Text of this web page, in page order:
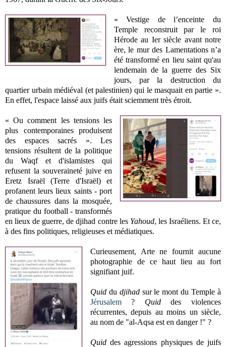
« Vestige de l’enceinte du
Temple reconstruit par le roi
Hérode au Ier siècle avant notre
ère, le mur des Lamentations n’a
été transformé en lieu saint qu'au
lendemain de la guerre des Six
jours, par la destruction du
quartier urbain médiéval (et palestinien) qui le masquait en partie ».
En effet, l'espace laissé aux juifs était sciemment très étroit.
« Ou comment les tensions les
plus contemporaines produisent
des espaces sacrés ». Les
tensions résultent de la politique
du Waqf et d'islamistes qui
refusent la souveraineté juive en
Eretz Israël (Terre d'Israël) et
profanent leurs lieux saints - port
de chaussures dans la mosquée,
pratique du football - transformés
en lieux de guerre, de djihad contre les Yahoud, les Israéliens. Et ce,
à des fins politiques, religieuses et médiatiques.
Curieusement, Arte ne fournit aucune
photographie de ce haut lieu au fort
signifiant juif.
Quiddu djihad sur le mont du Temple à
Jérusalem? Quiddes violences
récurrentes, depuis au moins un siècle,
au nom de "al-Aqsa est en danger !" ?
Quiddes agressions physiques de juifs